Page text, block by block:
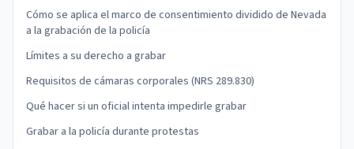
Cómo se aplica el marco de consentimiento dividido de Nevada
a la grabación de la policía
Límites a su derecho a grabar
Requisitos de cámaras corporales (NRS 289.830)
Qué hacer si un oficial intenta impedirle grabar
Grabar a la policía durante protestas